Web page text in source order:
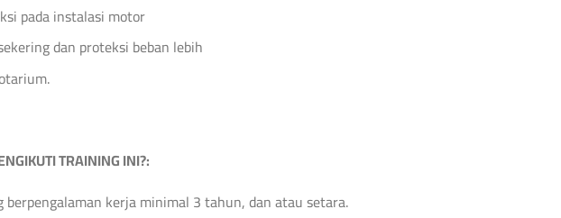
pada instalasi motor
dan proteksi beban lebih
TRAINING INI?:
berpengalaman kerja minimal 3 tahun, dan atau setara.